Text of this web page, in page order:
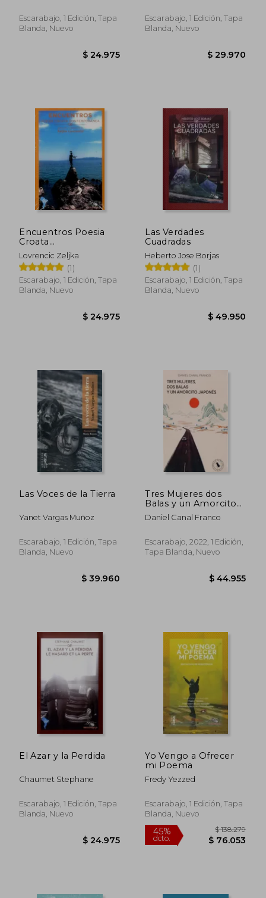
Escarabajo, 1 Edición, Tapa
Blanda, Nuevo
$ 24.975
Escarabajo, 1 Edición, Tapa
Blanda, Nuevo
Encuentros Poesia
Croata
Contemporanea
Lovrencic Zeljka
(1)
Escarabajo, 1 Edición, Tapa
Blanda, Nuevo
$ 24.975
Las Verdades
Cuadradas
Heberto Jose Borjas
(1)
Escarabajo, 1 Edición, Tapa
Blanda, Nuevo
Las Voces de la Tierra
Yanet Vargas Muñoz
Escarabajo, 1 Edición, Tapa
Blanda, Nuevo
$ 39.960
Tres Mujeres dos
Balas y un Amorcito
JaponesDaniel Canal Franco
Escarabajo, 2022, 1 Edición,
Tapa Blanda, Nuevo
El Azar y la Perdida
Chaumet Stephane
Escarabajo, 1 Edición, Tapa
Blanda, Nuevo
Yo Vengo a Ofrecer
mi Poema
Fredy Yezzed
Escarabajo, 1 Edición, Tapa
Blanda, Nuevo